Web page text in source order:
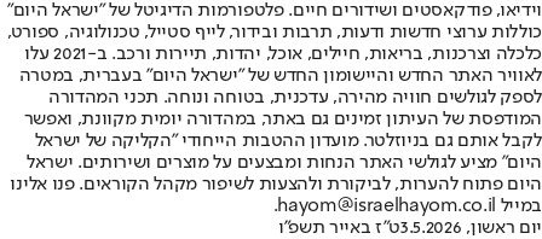
וידיאו, פודקאסטים ושידורים חיים. פלטפורמות הדיגיטל של "ישראל היום"
כוללות ערוצי חדשות ודעות, תרבות ובידור, לייף סטייל, טכנולוגיה, ספורט,
כלכלה וצרכנות, בריאות, חיילים, אוכל, יהדות, תיירות ורכב. ב-2021 עלו
לאוויר האתר החדש והיישומון החדש של "ישראל היום" בעברית, במטרה
לספק לגולשים חוויה מהירה, עדכנית, בטוחה ונוחה. תכני המהדורה
המודפסת של העיתון זמינים גם באתר, במהדורה יומית מקוונת, ואפשר
לקבל אותם גם בניוזלטר. מועדון ההטבות הייחודי "הקליקה של ישראל
היום" מציע לגולשי האתר הנחות ומבצעים על מוצרים ושירותים. ישראל
היום פתוח להערות, לביקורת ולהצעות לשיפור מקהל הקוראים. פנו אלינו
במייל hayom@israelhayom.co.il.
יום ראשון, 3.5.2026
ט"ז באייר תשפ"ו